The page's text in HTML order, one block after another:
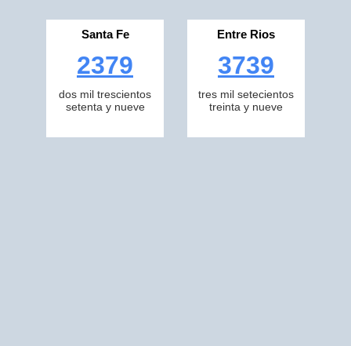
Santa Fe
2379
dos mil trescientos
setenta y nueve
Entre Rios
3739
tres mil setecientos
treinta y nueve